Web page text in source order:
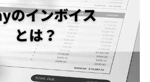
する
ージを入力してインボイスを送
にインボイスを送る際の注意点
乗せられる商品数を理解する